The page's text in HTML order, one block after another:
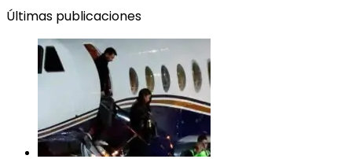
Últimas publicaciones